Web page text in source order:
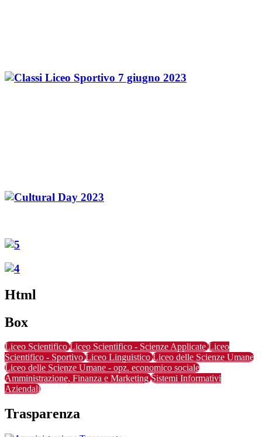
Html
Box
Liceo ScientificoLiceo Scientifico - Scienze ApplicateLiceo
Scientifico - SportivoLiceo LinguisticoLiceo delle Scienze Umane
Liceo delle Scienze Umane - opz. economico sociale
Amministrazione, Finanza e MarketingSistemi Informativi
Aziendali
Trasparenza